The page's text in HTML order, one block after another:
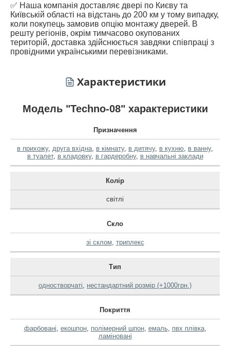
✅ Наша компанія доставляє двері по Києву та
Київській області на відстань до 200 км у тому випадку,
коли покупець замовив опцію монтажу дверей. В
решту регіонів, окрім тимчасово окупованих
територій, доставка здійснюється завдяки співпраці з
провідними українськими перевізниками.
Характеристики
Модель "Techno-08" характеристики
Призначення
в прихожу, друга вхідна, в кімнату, в дитячу, в кухню, в ванну,
в туалет, в кладовку, в гардеробну, в навчальні заклади
Колір
світлі
Скло
зі склом, триплекс
Тип
одностворчаті, нестандартний розмір (+1000грн.)
Покриття
фарбовані, екошпон, полімерний шпон, емаль, пвх плівка,
ламіновані